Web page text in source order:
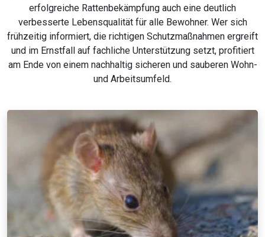
erfolgreiche Rattenbekämpfung auch eine deutlich
verbesserte Lebensqualität für alle Bewohner. Wer sich
frühzeitig informiert, die richtigen Schutzmaßnahmen ergreift
und im Ernstfall auf fachliche Unterstützung setzt, profitiert
am Ende von einem nachhaltig sicheren und sauberen Wohn-
und Arbeitsumfeld.